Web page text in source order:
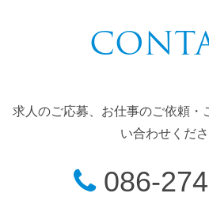
求人のご応募、お仕事のご依頼・
い合わせくださ
086-